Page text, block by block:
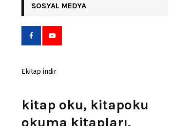
SOSYAL MEDYA
Ekitap indir
kitap oku, kitapoku
okuma kitapları,